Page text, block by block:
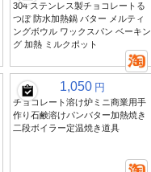
304 ステンレス製チョコレートる
つぼ 防水加熱鍋 バター メルティ
ングボウル ワックスパン ベーキン
グ 加熱 ミルクポット
1,050 円
チョコレート溶け炉ミニ商業用手
作り石鹸溶けパンバター加熱焼き
二段ボイラー定温焼き道具